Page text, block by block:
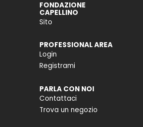
FONDAZIONE
CAPELLINO
Sito
PROFESSIONAL AREA
Login
Registrami
PARLA CON NOI
Contattaci
Trova un negozio